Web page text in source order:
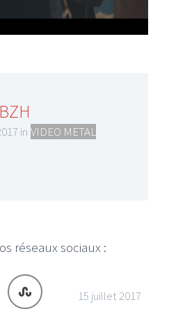
in VIDEO METAL
réseaux sociaux :
15 juillet 2017